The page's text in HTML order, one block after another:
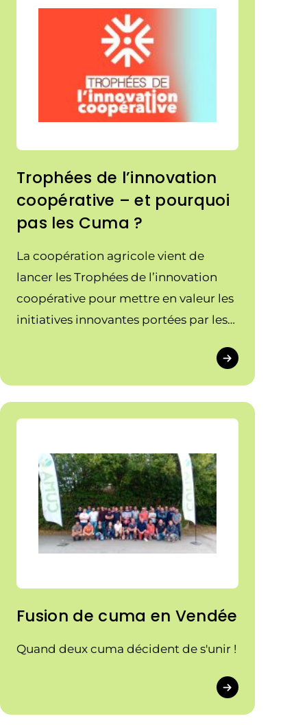
Trophées de l’innovation
coopérative – et pourquoi
pas les Cuma ?
La coopération agricole vient de
lancer les Trophées de l’innovation
coopérative pour mettre en valeur les
initiatives innovantes portées par les
Fusion de cuma en Vendée
Quand deux cuma décident de s'unir !